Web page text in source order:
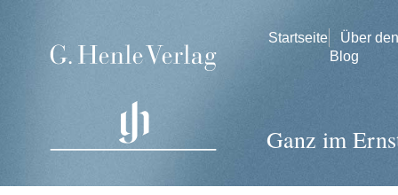
Startseite
Über den
Blog
Ganz im